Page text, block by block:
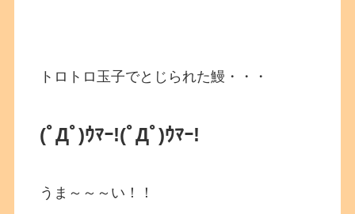
トロトロ玉子でとじられた鰻・・・
(ﾟДﾟ)ｳﾏｰ!(ﾟДﾟ)ｳﾏｰ!
うま～～～い！！